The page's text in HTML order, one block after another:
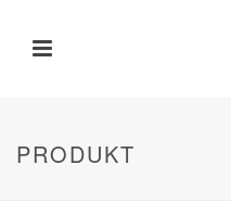
PRODUKT